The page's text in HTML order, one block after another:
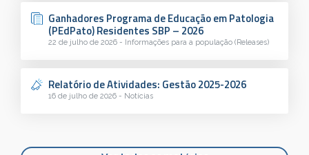
Ganhadores Programa de Educação em Patologia
(PEdPato) Residentes SBP – 2026
22 de julho de 2026 - Informações para a população (Releases)
Relatório de Atividades: Gestão 2025-2026
16 de julho de 2026 - Notícias